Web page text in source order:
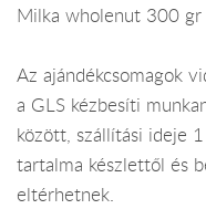
Milka wholenut 300 gr
Az ajándékcsomagok
a GLS kézbesíti
között, szállítási ideje
tartalma készlettől és
eltérhetnek.